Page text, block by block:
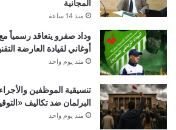
المجانية
منذ 14 ساعة
وداد صفرو يتعاقد رسمياً
أوغاني لقيادة العارضة
منذ يوم واحد
تنسيقية الموظفين
البرلمان ضد تكاليف
منذ يوم واحد